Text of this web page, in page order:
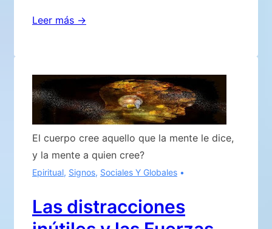
Reconocimiento
Eugenio
Leer más →
El cuerpo cree aquello que la mente le dice,
y la mente a quien cree?
Epiritual, Signos, Sociales Y Globales
Las distracciones